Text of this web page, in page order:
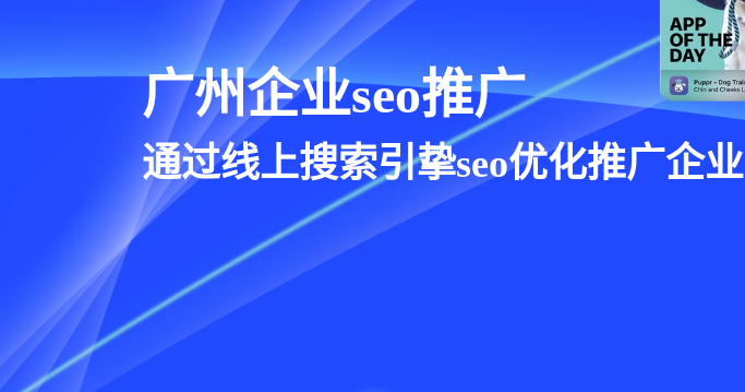
广州企业seo推广
通过线上搜索引挚seo优化推广企业